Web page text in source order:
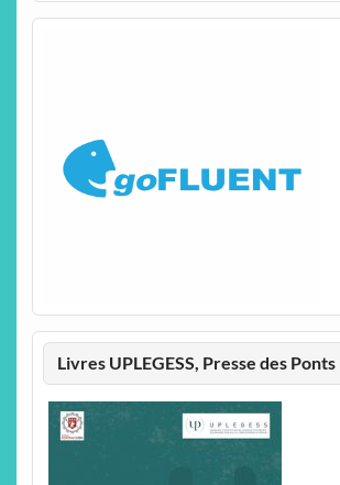
Livres UPLEGESS, Presse des Ponts